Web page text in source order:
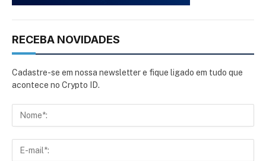
RECEBA NOVIDADES
Cadastre-se em nossa newsletter e fique ligado em tudo que
acontece no Crypto ID.